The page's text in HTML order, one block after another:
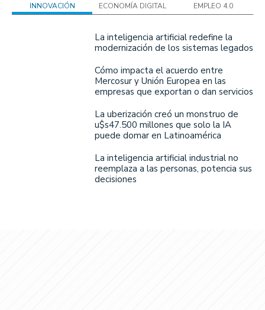
INNOVACIÓN ECONOMÍA DIGITAL EMPLEO 4.0
La inteligencia artificial redefine la
modernización de los sistemas legados
Cómo impacta el acuerdo entre
Mercosur y Unión Europea en las
empresas que exportan o dan servicios
La uberización creó un monstruo de
u$s47.500 millones que solo la IA
puede domar en Latinoamérica
La inteligencia artificial industrial no
reemplaza a las personas, potencia sus
decisiones